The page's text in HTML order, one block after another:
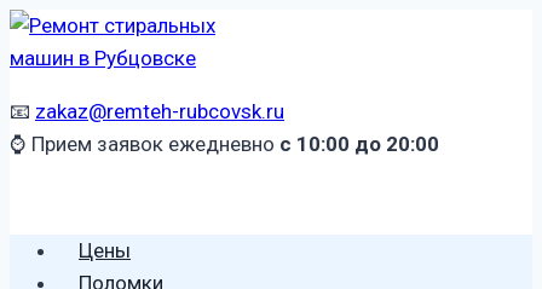
Перейти
к
📧 zakaz@remteh-rubcovsk.ru
⌚ Прием заявок ежедневно с 10:00 до 20:00
Цены
Поломки